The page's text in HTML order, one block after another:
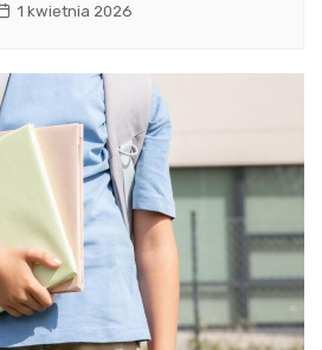
1 kwietnia 2026